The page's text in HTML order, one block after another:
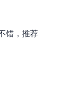
错，推荐